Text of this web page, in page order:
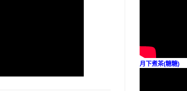
月下煮茶(糖糖)